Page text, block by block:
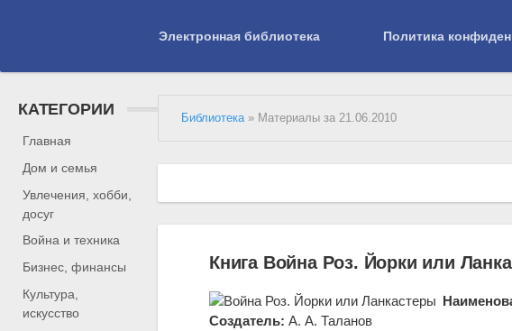
Электронная библиотека Политика
КАТЕГОРИИ
Главная
Дом и семья
Увлечения, хобби,
досуг
Война и техника
Бизнес, финансы
Культура,
искусство
Библиотека» Материалы за 21.06.2010
Книга Война Роз. Йорки или
Создатель: А. А. Таланов